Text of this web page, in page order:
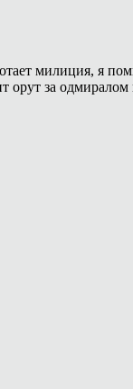
милиция, я
орут за